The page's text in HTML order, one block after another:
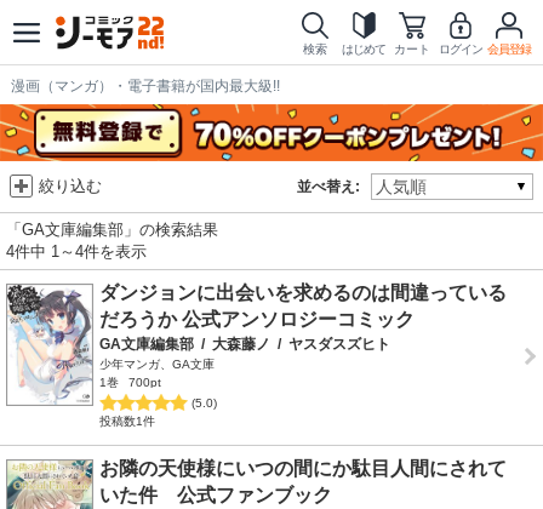
検索 はじめて カート ログイン 会員登録
漫画（マンガ）・電子書籍が国内最大級!!
並べ替え:
絞り込む
「GA文庫編集部」の検索結果
4件中 1～4件を表示
ダンジョンに出会いを求めるのは間違っている
だろうか 公式アンソロジーコミック
GA文庫編集部 / 大森藤ノ / ヤスダスズヒト
少年マンガ、GA文庫
1巻
700pt
(5.0)
投稿数1件
お隣の天使様にいつの間にか駄目人間にされて
いた件 公式ファンブック